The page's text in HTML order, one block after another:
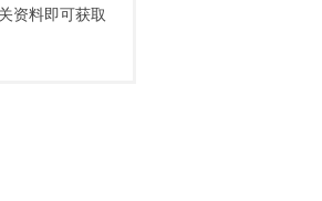
资料即可获取